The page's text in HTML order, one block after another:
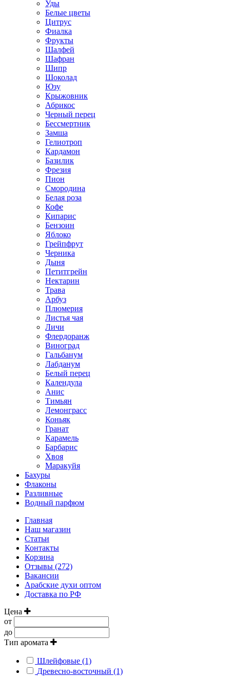
Уды
Белые цветы
Цитрус
Фиалка
Фрукты
Шалфей
Шафран
Шипр
Шоколад
Юзу
Крыжовник
Абрикос
Черный перец
Бессмертник
Замша
Гелиотроп
Кардамон
Базилик
Фрезия
Пион
Смородина
Белая роза
Кофе
Кипарис
Бензоин
Яблоко
Грейпфрут
Черника
Дыня
Петитгрейн
Нектарин
Трава
Арбуз
Плюмерия
Листья чая
Личи
Флердоранж
Виноград
Гальбанум
Лабданум
Белый перец
Календула
Анис
Тимьян
Лемонграсс
Коньяк
Гранат
Карамель
Барбарис
Хвоя
Маракуйя
Бахуры
Флаконы
Разливные
Водный парфюм
Главная
Наш магазин
Статьи
Контакты
Корзина
Отзывы (272)
Вакансии
Арабские духи оптом
Доставка по РФ
Цена
от
до
Тип аромата
Шлейфовые (1)
Древесно-восточный (1)